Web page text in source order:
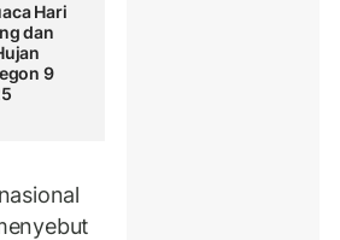
Hari
dan
9